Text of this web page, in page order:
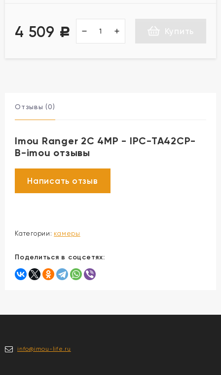
4 509 Р Купить
Отзывы (0)
Imou Ranger 2C 4MP - IPC-TA42CP-
B-imou отзывы
Категории: камеры
Поделиться в соцсетях:
info@imou-life.ru